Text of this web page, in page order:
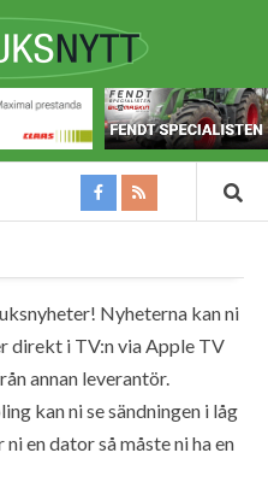
Nyheterna kan ni
direkt i TV:n via Apple TV
annan leverantör.
kan ni se sändningen i låg
en dator så måste ni ha en